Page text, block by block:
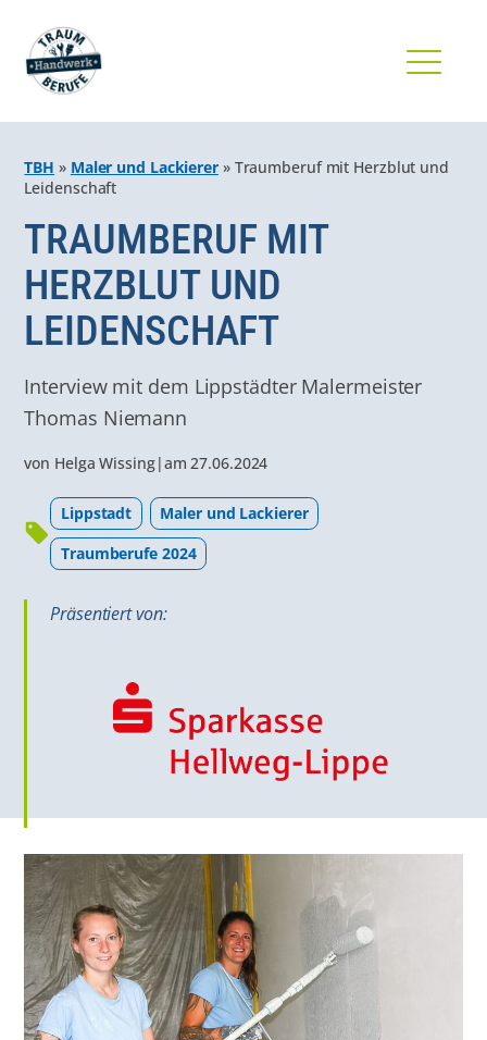
TBH » Maler und Lackierer» Traumberuf mit Herzblut und
Leidenschaft
TRAUMBERUF MIT
HERZBLUT UND
LEIDENSCHAFT
Interview mit dem Lippstädter Malermeister
Thomas Niemann
von Helga Wissing|am27.06.2024
Lippstadt
Maler und Lackierer
Traumberufe 2024
Präsentiert von: